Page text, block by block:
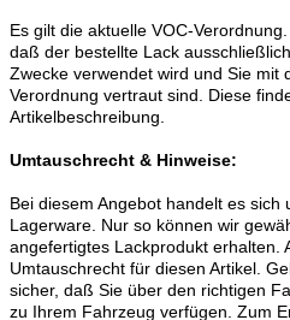
Es gilt die aktuelle VOC-
daß der bestellte Lack
Zwecke verwendet wird und Sie mit
Verordnung vertraut sind. Diese
Artikelbeschreibung.
Umtauschrecht & Hinweise:
Bei diesem Angebot handelt es
Lagerware. Nur so können wir
angefertigtes Lackprodukt erhalten.
Umtauschrecht für diesen Artikel.
sicher, daß Sie über den richtigen
zu Ihrem Fahrzeug verfügen. Zum